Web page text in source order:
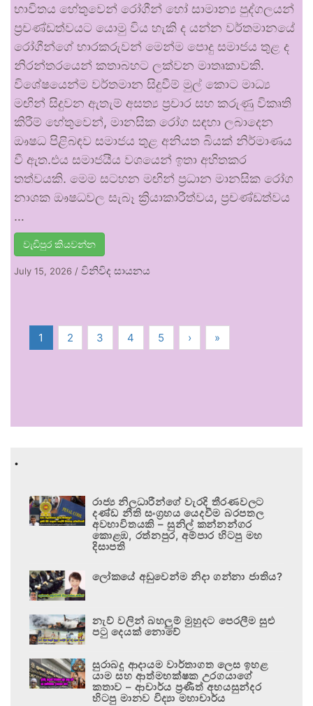
භාවිතය හේතුවෙන් රෝගීන් හෝ සාමාන්‍ය පුද්ගලයන්
ප්‍රචණ්ඩත්වයට යොමු විය හැකි ද යන්න වර්තමානයේ
රෝගීන්ගේ භාරකරුවන් මෙන්ම පොදු සමාජය තුළ ද
නිරන්තරයෙන් කතාබහට ලක්වන මාතෘකාවකි.
විශේෂයෙන්ම වර්තමාන සිදුවීම් මුල් කොට මාධ්‍ය
මඟින් සිදුවන ඇතැම් අසත්‍ය ප්‍රචාර සහ කරුණු විකෘති
කිරීම් හේතුවෙන්, මානසික රෝග සඳහා ලබාදෙන
ඖෂධ පිළිබඳව සමාජය තුළ අනියත බියක් නිර්මාණය
වී ඇත.එය සමාජයීය වශයෙන් ඉතා අහිතකර
තත්වයකි. මෙම සටහන මඟින් ප්‍රධාන මානසික රෝග
නාශක ඖෂධවල සැබෑ ක්‍රියාකාරීත්වය, ප්‍රචණ්ඩත්වය
…
වැඩිපුර කියවන්න
July 15, 2026 / විනිවිද සායනය
1 2 3 4 5 › »
.
රාජ්‍ය නිලධාරීන්ගේ වැරදි තීරණවලට
දණ්ඩ නීති සංග්‍රහය යෙදවීම බරපතල
අවභාවිතයකි – සුනිල් කන්නන්ගර
කොළඹ, රත්නපුර, අම්පාර හිටපු මහ
දිසාපති
ලෝකයේ අඩුවෙන්ම නිදා ගන්නා ජාතිය?
නැව් වලින් බහලුම් මුහුදට පෙරලීම සුළු
පටු දෙයක් නොවේ
සුරාබදු ආදායම වාර්තාගත ලෙස ඉහළ
යාම සහ ආත්මභක්ෂක උරගයාගේ
කතාව – ආචාර්ය ප්‍රණීත් අභයසුන්දර
හිටපු මානව විද්‍යා මහාචාර්ය